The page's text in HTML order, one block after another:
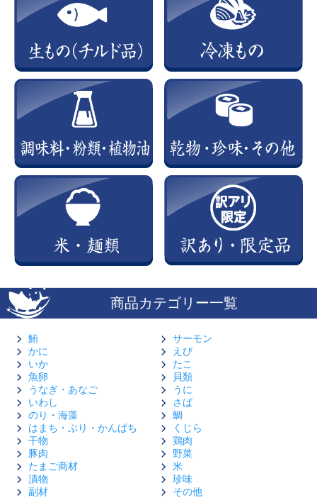
商品カテゴリー一覧
鮪
サーモン
かに
えび
いか
たこ
魚卵
貝類
うなぎ・あなご
うに
いわし
さば
のり・海藻
鯛
はまち・ぶり・かんぱち
くじら
干物
鶏肉
豚肉
野菜
たまご商材
米
漬物
珍味
副材
その他